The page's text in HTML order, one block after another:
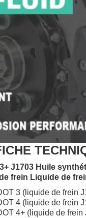
J1703 Huile
frein Liquide de
3 (liquide de frein
4 (liquide de frein
4+ (liquide de frein